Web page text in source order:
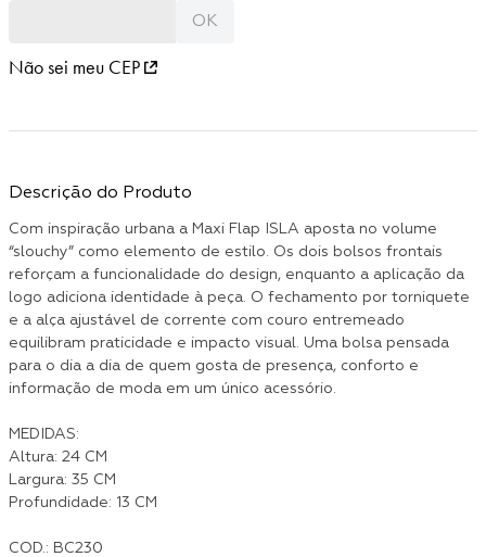
Não sei meu CEP
Descrição do Produto
Com inspiração urbana a Maxi Flap ISLA aposta no volume
“slouchy” como elemento de estilo. Os dois bolsos frontais
reforçam a funcionalidade do design, enquanto a aplicação da
logo adiciona identidade à peça. O fechamento por torniquete
e a alça ajustável de corrente com couro entremeado
equilibram praticidade e impacto visual. Uma bolsa pensada
para o dia a dia de quem gosta de presença, conforto e
informação de moda em um único acessório.
MEDIDAS:
Altura: 24 CM
Largura: 35 CM
Profundidade: 13 CM
COD.: BC230